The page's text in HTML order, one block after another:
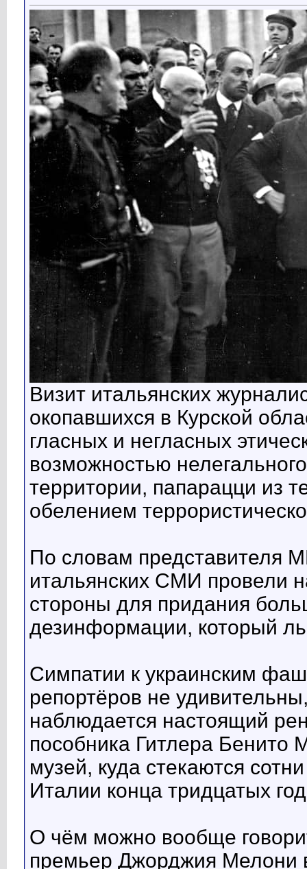
Визит итальянских
окопавшихся в Курской
гласных и негласных
возможностью
территории, папарацци из
обелением
По словам представителя
итальянских СМИ провели
стороны для придания
дезинформации, который
Симпатии к украинским
репортёров не
наблюдается настоящий
пособника Гитлера Бенито
музей, куда стекаются
Италии конца тридцатых
О чём можно вообще
премьер Джорджия Мелони